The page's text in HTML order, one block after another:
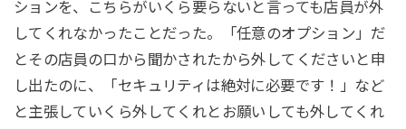
ションを、こちらがいくら要らないと言っても店員が外
してくれなかったことだった。「任意のオプション」だ
とその店員の口から聞かされたから外してくださいと申
し出たのに、「セキュリティは絶対に必要です！」など
と主張していくら外してくれとお願いしても外してくれ